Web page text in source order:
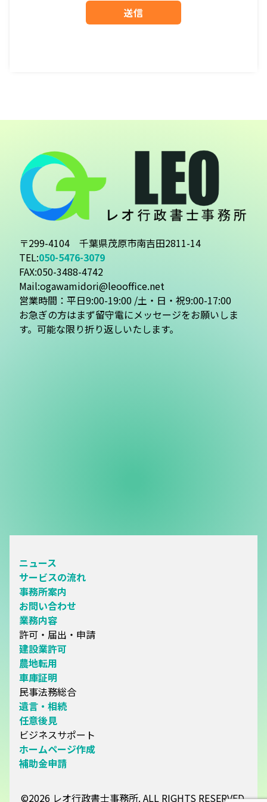
〒299-4104 千葉県茂原市南吉田2811-14
TEL:050-5476-3079
FAX:050-3488-4742
Mail:ogawamidori@leooffice.net
営業時間：平日9:00-19:00 /土・日・祝9:00-17:00
お急ぎの方はまず留守電にメッセージをお願いしま
す。可能な限り折り返しいたします。
ニュース
サービスの流れ
事務所案内
お問い合わせ
業務内容
許可・届出・申請
建設業許可
農地転用
車庫証明
民事法務総合
遺言・相続
任意後見
ビジネスサポート
ホームページ作成
補助金申請
©2026 レオ行政書士事務所. ALL RIGHTS RESERVED.